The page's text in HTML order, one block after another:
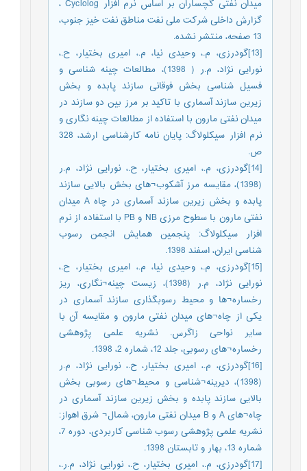
میدان نفتی گچساران بر اساس نرم افزار Cyclolog ،
گزارش داخلی شرکت ملی نفت مناطق نفت خیز جنوب،
13 صفحه، منتشر نشده.
[13]گودرزی، م.، وحیدی نیا، م.، امیری بختیار، ح.،
نورایی نژاد، م.ر ( 1398)، مطالعات چینه شناسی و
فسیل شناسی بخش فوقانی سازند پابده و بخش
زیرین سازند آسماری با تاکید بر مرز بین دو سازند در
میدان نفتی مارون با استفاده از مطالعات چینه نگاری و
نرم افزار سیکلولاگ: پایان نامه کارشناسی ارشد، 328
ص.
[14]گودرزی، م.، امیری بختیار، ح.، نورایی نژاد، م.ر
(1398)، مقایسه مرز آشکوب¬های بخش بالایی سازند
پابده و بخش زیرین سازند آسماری در چاه A میدان
نفتی مارون با سطوح مرزی NB و PB با استفاده از نرم
افزار سیکلولاگ: پنجمین همایش انجمن رسوب
شناسی ایران، اسفند 1398.
[15]گودرزی، م.، وحیدی نیا، م.، امیری بختیار، ح.،
نورایی نژاد، م.ر (1398)، زیست چینه¬نگاری، ریز
رخساره¬ها و محیط رسوبگذاری سازند آسماری در
یکی از چاه¬های میدان نفتی مارون و مقایسه آن با
سایر نواحی زاگرس. نشریه علمی پژوهشی
رخساره¬های رسوبی، جلد 12، شماره 2، 1398.
[16]گودرزی، م.، امیری بختیار، ح.، نورایی نژاد، م.ر
(1398)، دیرینه¬شناسی و محیط¬های رسوبی بخش
بالایی سازند پابده و بخش زیرین سازند آسماری در
چاه¬های A و B میدان نفتی مارون، شمال¬ شرق اهواز:
نشریه علمی پژوهشی رسوب شناسی کاربردی، دوره 7،
شماره 13، بهار و تابستان 1398.
[17]گودرزی، م.، امیری بختیار، ح.، نورایی نژاد، م.ر.،